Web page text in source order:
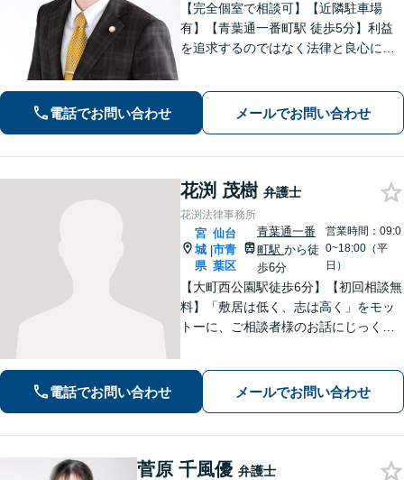
【完全個室で相談可】【近隣駐車場
有】【青葉通一番町駅 徒歩5分】利益
を追求するのではなく法律と良心に従
にお聞きしご要望に沿った解決をする
ように心がけています。お気軽にご相
電話でお問い合わせ メールでお問い合わせ
花渕 茂樹 弁護士
花渕法律事務所
宮
城
県
|
仙台
市青
葉区
青葉通一番
町駅 から徒
歩6分
営業時間：09:0
0~18:00（平
日）
【大町西公園駅徒歩6分】【初回相談無
料】「敷居は低く、志は高く」をモッ
トーに、ご相談者様のお話にじっくり
と変え、未来を見据えて全力で伴走い
たします。【電話・メール・WEB相談
電話でお問い合わせ メールでお問い合わせ
菅原 千風優 弁護士